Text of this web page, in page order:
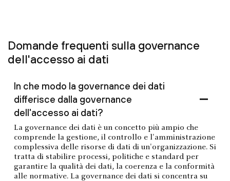
Domande frequenti sulla governance
dell'accesso ai dati
In che modo la governance dei dati
differisce dalla governance
dell'accesso ai dati?
La governance dei dati è un concetto più ampio che
comprende la gestione, il controllo e l'amministrazione
complessiva delle risorse di dati di un'organizzazione. Si
tratta di stabilire processi, politiche e standard per
garantire la qualità dei dati, la coerenza e la conformità
alle normative. La governance dei dati si concentra su